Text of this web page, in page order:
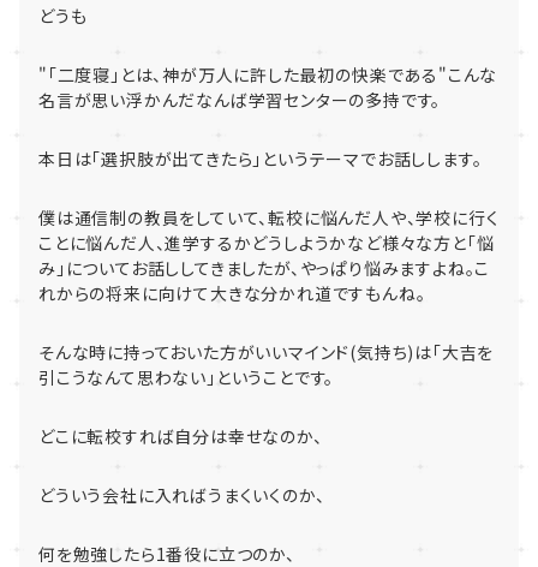
どうも
" 「二度寝」とは、神が万人に許した最初の快楽である "こんな
名言が思い浮かんだなんば学習センターの多持です。
本日は「選択肢が出てきたら」というテーマでお話しします。
僕は通信制の教員をしていて、転校に悩んだ人や、学校に行く
ことに悩んだ人、進学するかどうしようかなど様々な方と「悩
み」 についてお話ししてきましたが、やっぱり悩みますよね。こ
れからの将来に向けて大きな分かれ道ですもんね。
そんな時に持っておいた方がいいマインド(気持ち) は「大吉を
引こうなんて思わない」ということです。
どこに転校すれば自分は幸せなのか、
どういう会社に入ればうまくいくのか、
何を勉強したら1番役に立つのか、